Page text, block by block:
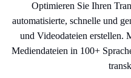
Optimieren Sie Ihren
automatisierte, schnelle und
und Videodateien erstellen.
Mediendateien in 100+